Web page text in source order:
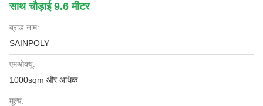
साथ चौड़ाई 9.6 मीटर
ब्रांड नाम:
SAINPOLY
एमओक्यू:
1000sqm और अधिक
मूल्य: